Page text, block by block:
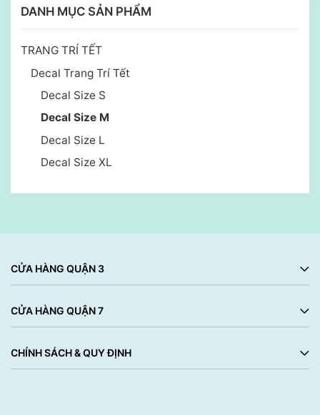
DANH MỤC SẢN PHẨM
TRANG TRÍ TẾT
Decal Trang Trí Tết
Decal Size S
Decal Size M
Decal Size L
Decal Size XL
CỬA HÀNG QUẬN 3
CỬA HÀNG QUẬN 7
CHÍNH SÁCH & QUY ĐỊNH